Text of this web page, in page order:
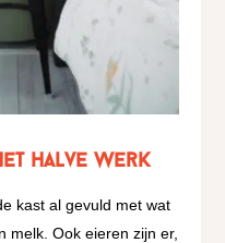
halve werk
kast al gevuld met wat
melk. Ook eieren zijn er,